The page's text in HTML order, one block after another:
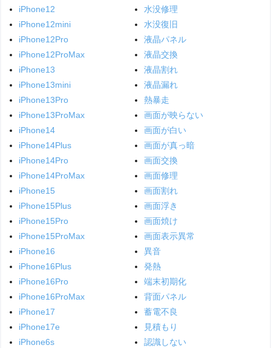
iPhone12
iPhone12mini
iPhone12Pro
iPhone12ProMax
iPhone13
iPhone13mini
iPhone13Pro
iPhone13ProMax
iPhone14
iPhone14Plus
iPhone14Pro
iPhone14ProMax
iPhone15
iPhone15Plus
iPhone15Pro
iPhone15ProMax
iPhone16
iPhone16Plus
iPhone16Pro
iPhone16ProMax
iPhone17
iPhone17e
iPhone6s
水没修理
水没復旧
液晶パネル
液晶交換
液晶割れ
液晶漏れ
熱暴走
画面が映らない
画面が白い
画面が真っ暗
画面交換
画面修理
画面割れ
画面浮き
画面焼け
画面表示異常
異音
発熱
端末初期化
背面パネル
蓄電不良
見積もり
認識しない